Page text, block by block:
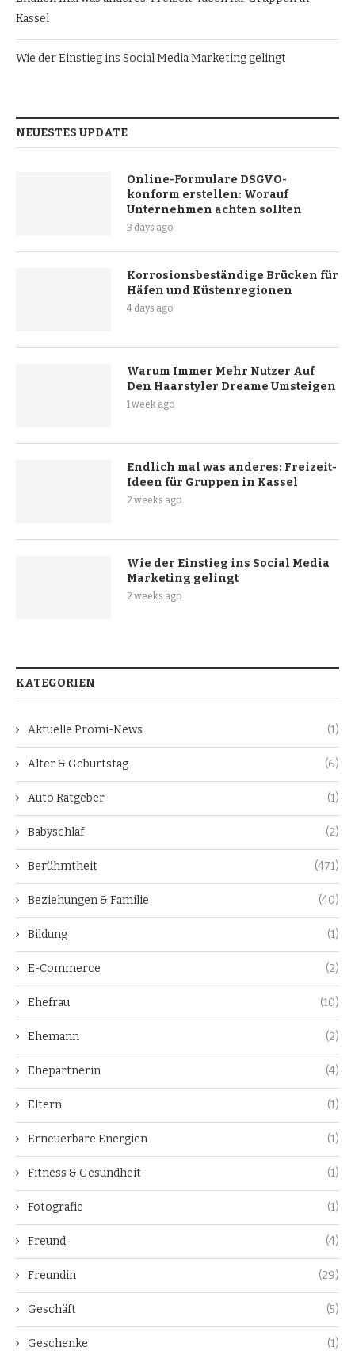
Kassel
Wie der Einstieg ins Social Media Marketing gelingt
NEUESTES UPDATE
Online-Formulare DSGVO-
konform erstellen: Worauf
Unternehmen achten sollten
3 days ago
Korrosionsbeständige Brücken für
Häfen und Küstenregionen
4 days ago
Warum Immer Mehr Nutzer Auf
Den Haarstyler Dreame Umsteigen
1 week ago
Endlich mal was anderes: Freizeit-
Ideen für Gruppen in Kassel
2 weeks ago
Wie der Einstieg ins Social Media
Marketing gelingt
2 weeks ago
KATEGORIEN
Aktuelle Promi-News (1)
Alter & Geburtstag (6)
Auto Ratgeber (1)
Babyschlaf (2)
Berühmtheit (471)
Beziehungen & Familie (40)
Bildung (1)
E-Commerce (2)
Ehefrau (10)
Ehemann (2)
Ehepartnerin (4)
Eltern (1)
Erneuerbare Energien (1)
Fitness & Gesundheit (1)
Fotografie (1)
Freund (4)
Freundin (29)
Geschäft (5)
Geschenke (1)